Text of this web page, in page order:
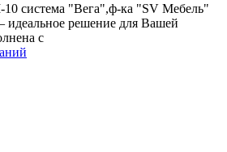
система "Вега",ф-ка "SV Мебель"
идеальное решение для Вашей
с